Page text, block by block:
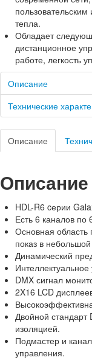
тепла.
Обладает
дистанционное
работе, легкость
Описание
Технические
Описание
Описание
HDL-R6 cерии
Есть 6 каналов по
Основная
показ в
Динамический
DMX сигнал
2X16 LCD
Двойной стандарт
изоляцией.
Подмастер и
управления.